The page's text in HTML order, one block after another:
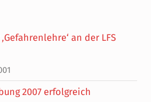
an der LFS
2007 erfolgreich